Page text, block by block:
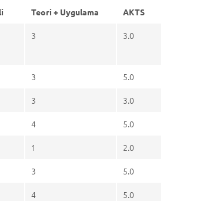
Teori + Uygulama AKTS
3 3.0
3
5.0
3
3.0
4
5.0
1
2.0
3
5.0
4
5.0